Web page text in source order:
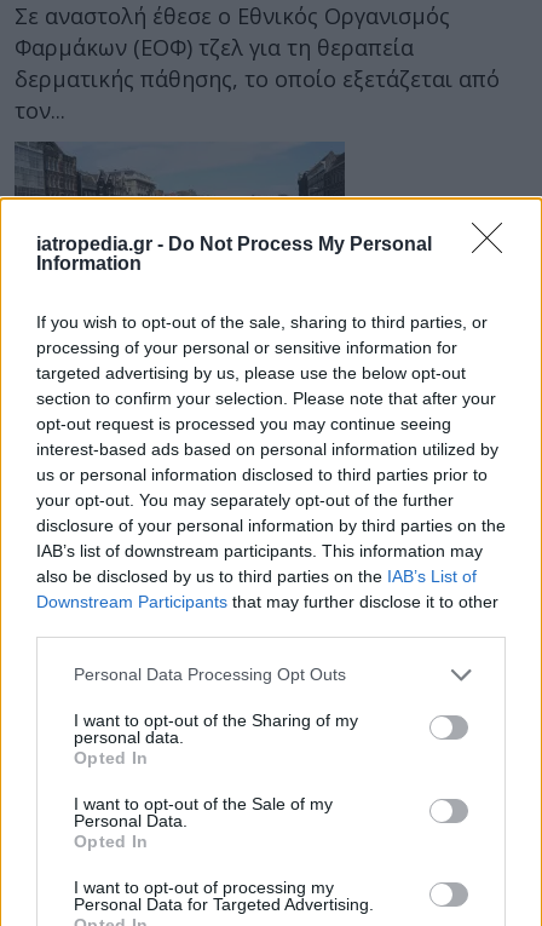
iatropedia.gr - Do Not Process My Personal
Information
If you wish to opt-out of the sale, sharing to third parties, or
processing of your personal or sensitive information for
targeted advertising by us, please use the below opt-out
section to confirm your selection. Please note that after your
opt-out request is processed you may continue seeing
interest-based ads based on personal information utilized by
us or personal information disclosed to third parties prior to
your opt-out. You may separately opt-out of the further
disclosure of your personal information by third parties on the
IAB’s list of downstream participants. This information may
also be disclosed by us to third parties on the IAB’s List of
Downstream Participants that may further disclose it to other
Personal Data Processing Opt Outs
I want to opt-out of the Sharing of my
personal data.
Opted In
I want to opt-out of the Sale of my
Personal Data.
Opted In
I want to opt-out of processing my
Personal Data for Targeted Advertising.
Σε αναστολή έθεσε ο Εθνικός Οργανισμός
Φαρμάκων (ΕΟΦ) τζελ για τη θεραπεία
δερματικής πάθησης, το οποίο εξετάζεται από
τον...
21 Νοεμβρίου 2017 11:11
Στο Άμστερνταμ τελικά η έδρα του
Ευρωπαϊκού Οργανισμού Φαρμάκων
Το Παρίσι και το ‘Αμστερνταμ είναι οι πόλεις
που επελέγησαν, μέσω ψηφοφορίας στο
Συμβούλιο Γενικών Υποθέσεων, να
φιλοξενήσουν τις...
19 Νοεμβρίου 2017
Καλά νέα για την υποψηφιότητα της